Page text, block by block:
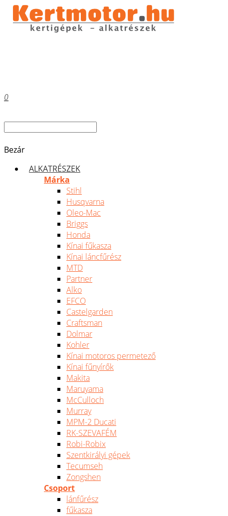
0
Bezár
ALKATRÉSZEK
Márka
Stihl
Husqvarna
Oleo-Mac
Briggs
Honda
Kínai fűkasza
Kínai láncfűrész
MTD
Partner
Alko
EFCO
Castelgarden
Craftsman
Dolmar
Kohler
Kínai motoros permetező
Kínai fűnyírők
Makita
Maruyama
McCulloch
Murray
MPM-2 Ducati
RK-SZEVAFÉM
Robi-Robix
Szentkirályi gépek
Tecumseh
Zongshen
Csoport
lánfűrész
fűkasza